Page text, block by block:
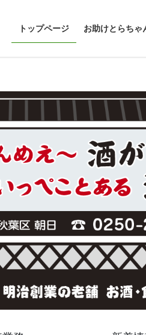
トップページ お助けとらちゃ